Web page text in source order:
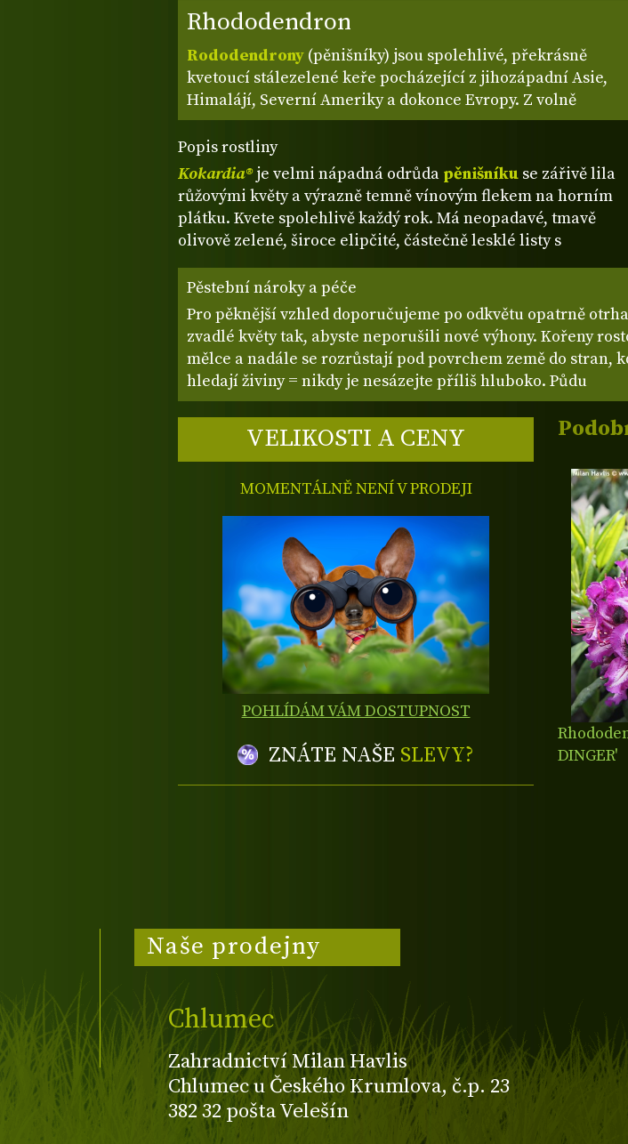
Rhododendron
Rododendrony (pěnišníky) jsou spolehlivé, překrásně
kvetoucí stálezelené keře pocházející z jihozápadní Asie,
Himalájí, Severní Ameriky a dokonce Evropy. Z volně
Popis rostliny
Kokardia®je velmi nápadná odrůda pěnišníku se zářivě lila
růžovými květy a výrazně temně vínovým flekem na horním
plátku. Kvete spolehlivě každý rok. Má neopadavé, tmavě
olivově zelené, široce elipčité, částečně lesklé listy s
Pěstební nároky a péče
Pro pěknější vzhled doporučujeme po odkvětu opatrně
zvadlé květy tak, abyste neporušili nové výhony. Kořeny
mělce a nadále se rozrůstají pod povrchem země do stran,
hledají živiny = nikdy je nesázejte příliš hluboko. Půdu
VELIKOSTI A CENY
MOMENTÁLNĚ NENÍ V PRODEJI
POHLÍDÁM VÁM DOSTUPNOST
ZNÁTE NAŠE SLEVY?
DINGER'
Naše prodejny
Chlumec
Zahradnictví Milan Havlis
Chlumec u Českého Krumlova, č.p. 23
382 32 pošta Velešín